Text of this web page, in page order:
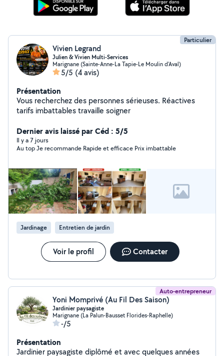
Particulier
Vivien Legrand
Julien & Vivien Multi-Services
Marignane (Sainte-Anne-La Tapie-Le Moulin d'Aval)
5/5 (4 avis)
Présentation
Vous recherchez des personnes sérieuses. Réactives
tarifs imbattables travaille soigner
Dernier avis laissé par Céd : 5/5
Il y a 7 jours
Au top Je recommande Rapide et efficace Prix imbattable
Jardinage Entretien de jardin
Voir le profil Contacter
Auto-entrepreneur
Yoni Momprivé (Au Fil Des Saison)
Jardinier paysagiste
Marignane (La Palun-Bausset Florides-Raphelle)
-/5
Présentation
Jardinier paysagiste diplômé et avec quelques années